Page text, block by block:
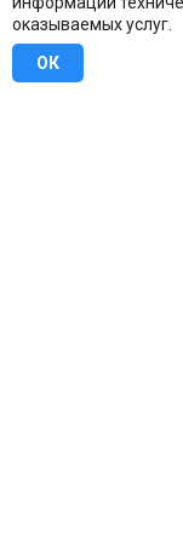
оказываемых услуг.
ОК